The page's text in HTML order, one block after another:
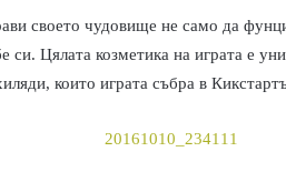
своето чудовище не само да
Цялата козметика на играта е
които играта събра в